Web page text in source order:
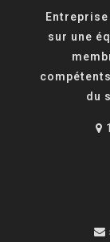
sur une
du